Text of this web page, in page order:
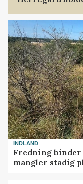
INDLAND
Fredning binder
mangler stadig